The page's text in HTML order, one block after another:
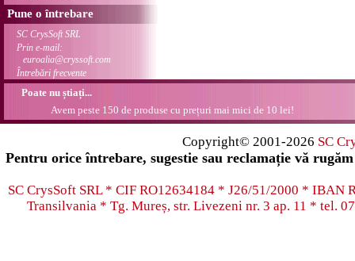
Pune o întrebare
SC CrysSoft SRL
Prin e-mail:
euroalia@cryssoft.com
Întrebări frecvente
Poate nu știați...
Avem peste 150 de produse cu prețuri mai mici de 10 lei!
Copyright© 2001-2026 SC
Pentru orice întrebare, sugestie sau reclamație vă
SC CrysSoft SRL * CIF RO12634184 * J26/51/2000 * IBAN
Transilvania * Tg. Mureș, str. Livezeni nr. 3 ap. 11 * tel.